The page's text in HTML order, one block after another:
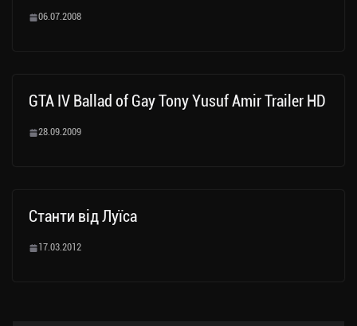
06.07.2008
GTA IV Ballad of Gay Tony Yusuf Amir Trailer HD
28.09.2009
Станти від Луїса
17.03.2012